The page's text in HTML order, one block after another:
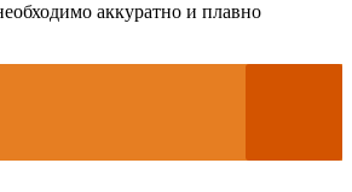
аккуратно и плавно